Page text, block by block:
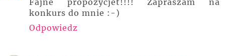
Fajne propozycjet!!!! Zapraszam na
konkurs do mnie :-)
Odpowiedz